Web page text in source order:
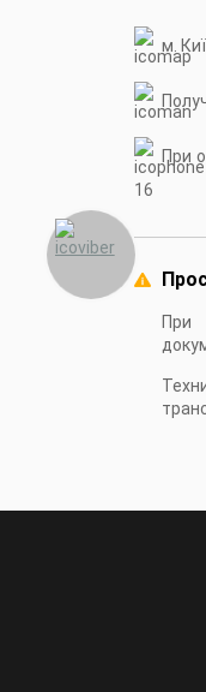
м.
При
16
При